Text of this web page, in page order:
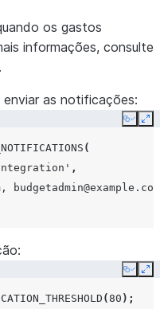
os gastos
informações, consulte
.
as notificações:
Copy
(
,
Copy
(80 );